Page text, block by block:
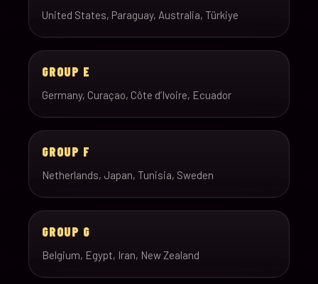
United States, Paraguay, Australia, Türkiye
GROUP E
Germany, Curaçao, Côte d’Ivoire, Ecuador
GROUP F
Netherlands, Japan, Tunisia, Sweden
GROUP G
Belgium, Egypt, Iran, New Zealand